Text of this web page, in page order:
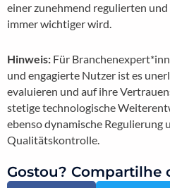
einer zunehmend regulierten
immer wichtiger wird.
Hinweis: Für
und engagierte Nutzer ist es
evaluieren und auf ihre
stetige technologische
ebenso dynamische Regulierung
Qualitätskontrolle.
Gostou? Compartilhe